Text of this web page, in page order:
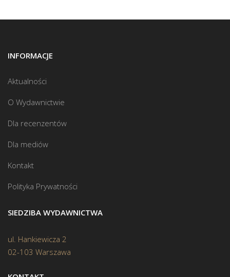
INFORMACJE
Aktualności
O Wydawnictwie
Dla recenzentów
Dla mediów
Kontakt
Polityka Prywatności
SIEDZIBA WYDAWNICTWA
ul. Hankiewicza 2
02-103 Warszawa